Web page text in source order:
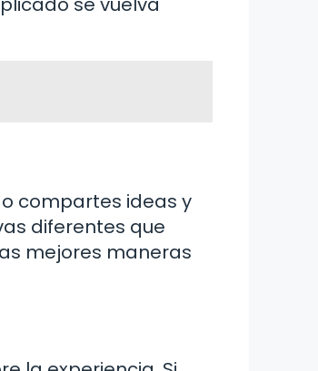
compartes ideas y
diferentes que
mejores maneras